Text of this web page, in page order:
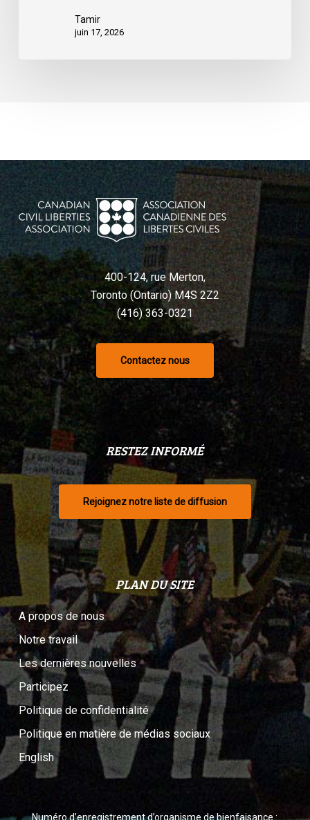
Tamir
juin 17, 2026
400-124, rue Merton,
Toronto (Ontario) M4S 2Z2
(416) 363-0321
Contactez nous
RESTEZ INFORMÉ
Rejoignez notre liste de diffusion
PLAN DU SITE
A propos de nous
Notre travail
Les dernières nouvelles
Participez
Politique de confidentialité
Politique en matière de médias sociaux
English
Numéro d’enregistrement d’organisme de bienfaisance :